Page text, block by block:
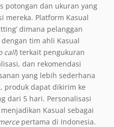
potongan dan ukuran yang
mereka. Platform Kasual
dimana pelanggan
tim ahli Kasual
call) terkait pengukuran
dan rekomendasi
yang lebih sederhana
produk dapat dikirim ke
dari 5 hari. Personalisasi
Kasual sebagai
pertama di Indonesia.